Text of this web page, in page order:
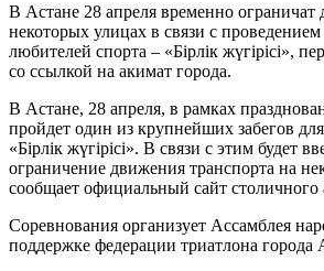
В Астане 28 апреля временно ограничат
некоторых улицах в связи с проведением
любителей спорта – «Бірлік жүгірісі»,
со ссылкой на акимат города.
В Астане, 28 апреля, в рамках
пройдет один из крупнейших забегов
«Бірлік жүгірісі». В связи с этим будет
ограничение движения транспорта на
сообщает официальный сайт столичного
Соревнования организует Ассамблея
поддержке федерации триатлона города